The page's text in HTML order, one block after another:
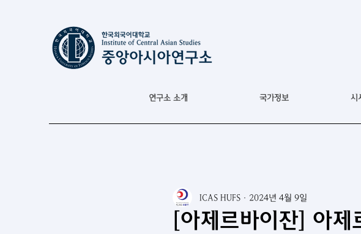
연구소 소개 국가정보 시
[아제르바이잔] 아
ICAS HUFS 2024년 4월 9일